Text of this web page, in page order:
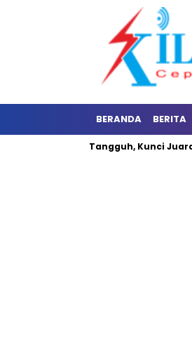
BERANDA BERITA
Dua Jalur Tangguh, Kunci Juara 3